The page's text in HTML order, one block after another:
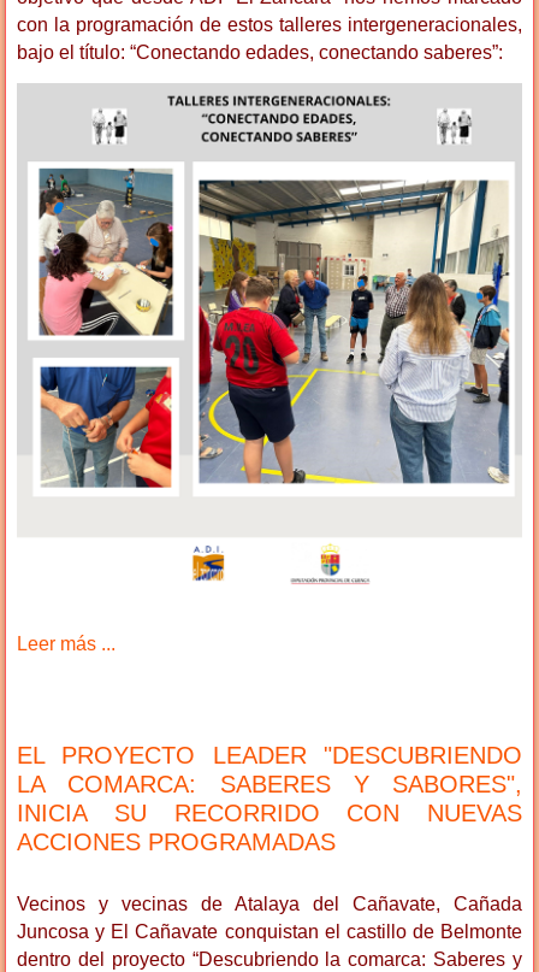
con la programación de estos talleres intergeneracionales,
bajo el título: “Conectando edades, conectando saberes”:
Leer más ...
EL PROYECTO LEADER "DESCUBRIENDO
LA COMARCA: SABERES Y SABORES",
INICIA SU RECORRIDO CON NUEVAS
ACCIONES PROGRAMADAS
Vecinos y vecinas de Atalaya del Cañavate, Cañada
Juncosa y El Cañavate conquistan el castillo de Belmonte
dentro del proyecto “Descubriendo la comarca: Saberes y